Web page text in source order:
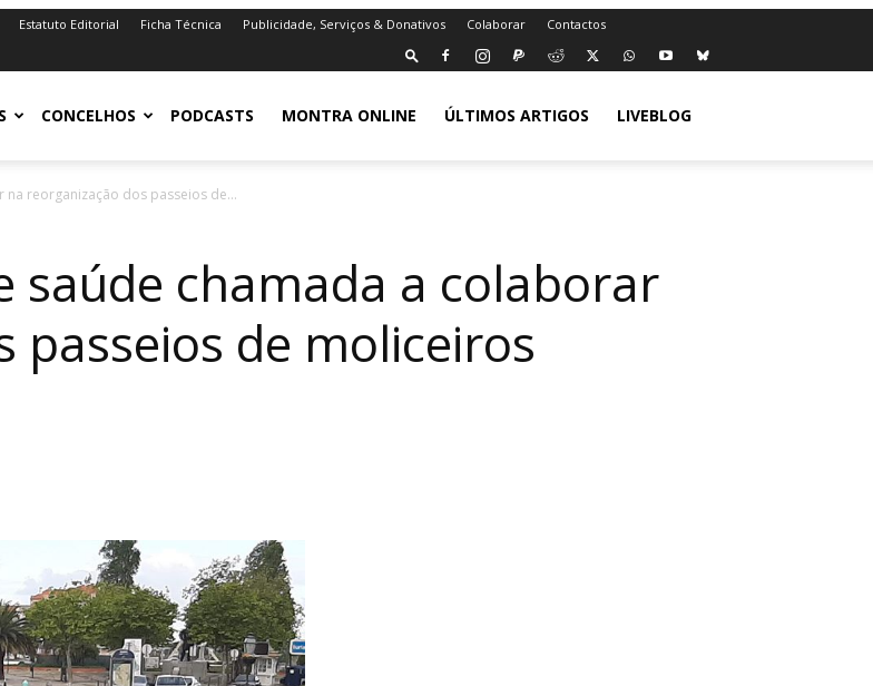
Estatuto Editorial Ficha Técnica Publicidade, Serviços & Donativos Colaborar Contactos
CONCELHOS PODCASTS MONTRA ONLINE ÚLTIMOS ARTIGOS LIVEBLOG
reorganização dos passeios de...
saúde chamada a colaborar
passeios de moliceiros